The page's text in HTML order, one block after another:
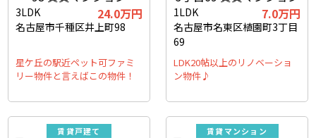
3LDK 24.0万円
名古屋市千種区井上町98
星ケ丘の駅近ペット可ファミ
リー物件と言えばこの物件！
1LDK 7.0万円
名古屋市名東区植園町3丁目
69
LDK20帖以上のリノベーショ
ン物件♪
賃貸戸建て 賃貸マンション